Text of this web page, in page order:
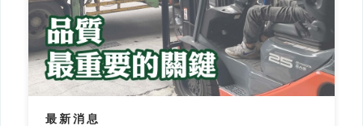
最新消息